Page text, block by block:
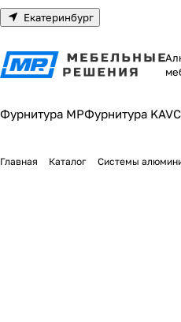
Екатеринбург
Фурнитура МРФурнитура KAV
Главная Каталог Системы